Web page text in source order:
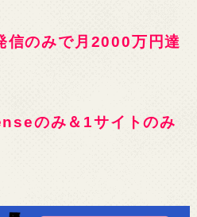
のみで月2000万円達
のみ＆1サイトのみ